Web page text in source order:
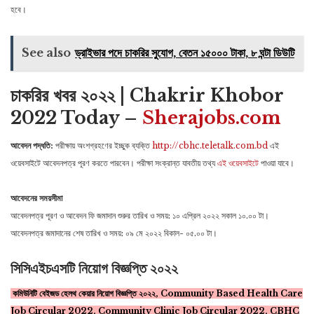
হবে।
See also ড্রাইভার পদে চাকরির সুযোগ, বেতন ১৫০০০ টাকা, ৮ ঘন্টা ডিউটি
চাকরির খবর ২০২২ | Chakrir Khobor
2022 Today – Sherajobs.com
আবেদন পদ্ধতি: পরীক্ষায় অংশগ্রহণের ইচ্ছুক ব্যক্তি http://cbhc.teletalk.com.bd এই
ওয়েবসাইটে আবেদনপত্র পূরণ করতে পারবেন। পরীক্ষা সংক্রান্ত যাবতীয় তথ্যএই ওয়েবসাইটে পাওয়া যাবে।
আবেদনের সময়সীমা
আবেদনপত্র পূরণ ও আবেদন ফি জমাদান শুরুর তারিখ ও সময়: ১০ এপ্রিল ২০২২ সকাল ১০.০০ টা।
আবেদনপত্র জমাদানের শেষ তারিখ ও সময়: ০৯ মে ২০২২ বিকাল- ০৫.০০ টা।
সিসিএইচএসটি নিয়োগ বিজ্ঞপ্তি ২০২২
কমিউনিটি বেইজড হেলথ কেয়ার নিয়োগ বিজ্ঞপ্তি ২০২২, Community Based Health Care
Job Circular 2022, Community Clinic Job Circular 2022, CBHC